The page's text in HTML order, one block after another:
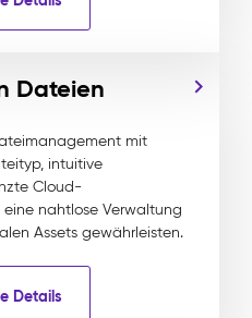
Dateien
mit
intuitive
Cloud-
nahtlose Verwaltung
Assets gewährleisten.
Details